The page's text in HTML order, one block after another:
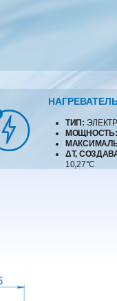
ТИП:
МОЩНОСТЬ:
ΔT,
10,27°C